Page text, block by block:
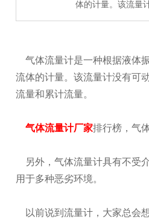
体的计量。该流量
气体流量计是一种根据液体
流体的计量。该流量计没有可
流量和累计流量。
气体流量计厂家排行榜，气
另外，气体流量计具有不受
用于多种恶劣环境。
以前说到流量计，大家总会